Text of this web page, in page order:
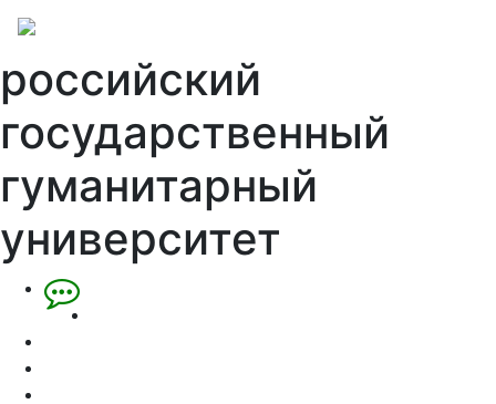
российский
государственный
гуманитарный
университет